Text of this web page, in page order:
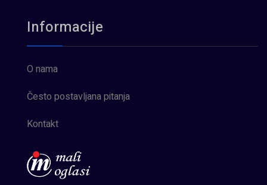
Informacije
O nama
Često postavljana pitanja
Kontakt